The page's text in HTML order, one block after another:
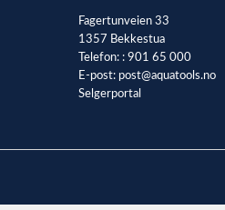
Fagertunveien 33
1357 Bekkestua
Telefon: : 901 65 000
E-post: post@aquatools.no
Selgerportal